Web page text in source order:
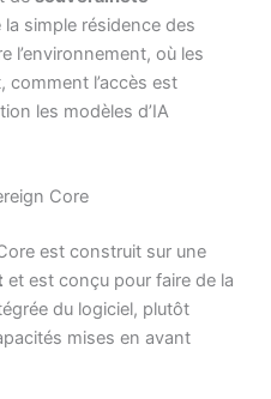
simple résidence des
l’environnement, où les
comment l’accès est
les modèles d’IA
Core
est construit sur une
et est conçu pour faire de la
du logiciel, plutôt
mises en avant